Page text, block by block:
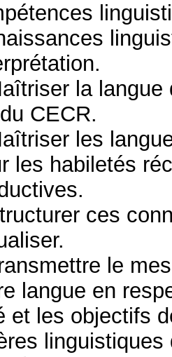
la langue
CECR.
les
les habiletés
ces
le
langue en
et les objectifs